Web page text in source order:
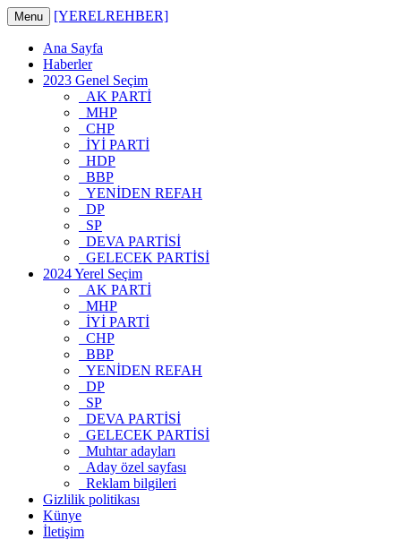
Menu [YERELREHBER]
Ana Sayfa
Haberler
2023 Genel Seçim
AK PARTİ
MHP
CHP
İYİ PARTİ
HDP
BBP
YENİDEN REFAH
DP
SP
DEVA PARTİSİ
GELECEK PARTİSİ
2024 Yerel Seçim
AK PARTİ
MHP
İYİ PARTİ
CHP
BBP
YENİDEN REFAH
DP
SP
DEVA PARTİSİ
GELECEK PARTİSİ
Muhtar adayları
Aday özel sayfası
Reklam bilgileri
Gizlilik politikası
Künye
İletişim